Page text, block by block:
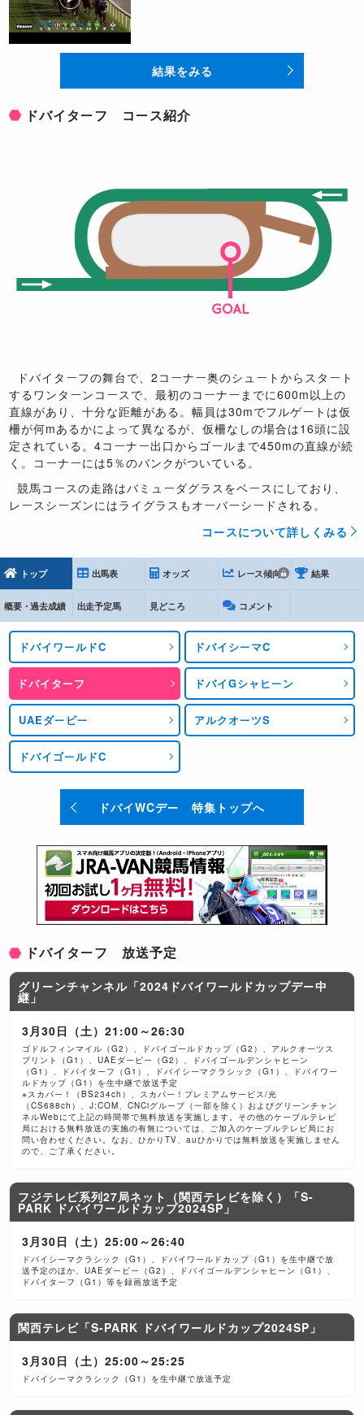
結果をみる
ドバイターフ コース紹介
ドバイターフの舞台で、2コーナー奥のシュートからスタート
するワンターンコースで、最初のコーナーまでに600m以上の
直線があり、十分な距離がある。幅員は30mでフルゲートは仮
柵が何mあるかによって異なるが、仮柵なしの場合は16頭に設
定されている。4コーナー出口からゴールまで450mの直線が続
く。コーナーには5％のバンクがついている。
競馬コースの走路はバミューダグラスをベースにしており、
レースシーズンにはライグラスもオーバーシードされる。
コースについて詳しくみる
トップ 出馬表 オッズ レース傾向 結果
概要・過去成績 出走予定馬 見どころ コメント
ドバイワールドC ドバイシーマC
ドバイターフ ドバイGシャヒーン
UAEダービー アルクオーツS
ドバイゴールドC
ドバイWCデー 特集トップへ
ドバイターフ 放送予定
グリーンチャンネル「2024ドバイワールドカップデー中
継」
3月30日（土）21:00～26:30
ゴドルフィンマイル（G2）、ドバイゴールドカップ（G2）、アルクオーツス
プリント（G1）、UAEダービー（G2）、ドバイゴールデンシャヒーン
（G1）、ドバイターフ（G1）、ドバイシーマクラシック（G1）、ドバイワー
ルドカップ（G1）を生中継で放送予定
※スカパー！（BS234ch）、スカパー！プレミアムサービス/光
（CS688ch）、J:COM、CNCiグループ（一部を除く）およびグリーンチャン
ネルWebにて上記の時間帯で無料放送を実施します。その他のケーブルテレビ
局における無料放送の実施の有無については、ご加入のケーブルテレビ局にお
問い合わせください。なお、ひかりTV、auひかりでは無料放送を実施しません
ので、ご了承ください。
フジテレビ系列27局ネット（関西テレビを除く）「S-
PARK ドバイワールドカップ2024SP」
3月30日（土）25:00～26:40
ドバイシーマクラシック（G1）、ドバイワールドカップ（G1）を生中継で放
送予定のほか、UAEダービー（G2）、ドバイゴールデンシャヒーン（G1）、
ドバイターフ（G1）等を録画放送予定
関西テレビ「S-PARK ドバイワールドカップ2024SP」
3月30日（土）25:00～25:25
ドバイシーマクラシック（G1）を生中継で放送予定